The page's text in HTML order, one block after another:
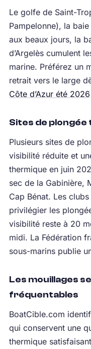
Le golfe de Saint-
Pampelonne), la
aux beaux jours, la
d’Argelès cumulent
marine. Préférez un
retrait vers le large
Côte d’Azur été 2026
Sites de
Plusieurs sites de
visibilité réduite et
thermique en juin
sec de la Gabinière,
Cap Bénat. Les
privilégier les
visibilité reste à 20
midi. La Fédération
sous-marins publie
Les mouillages
fréquentables
BoatCible.com
qui conservent une
thermique